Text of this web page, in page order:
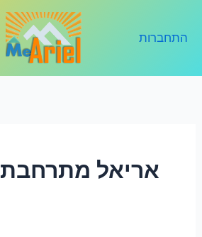
התחברות
אריאל מתרחבת